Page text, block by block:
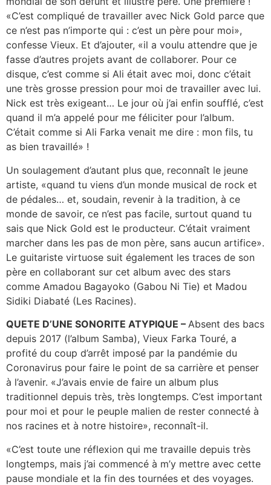
«C’est compliqué de travailler avec Nick Gold parce que
ce n’est pas n’importe qui : c’est un père pour moi»,
confesse Vieux. Et d’ajouter, «il a voulu attendre que je
fasse d’autres projets avant de collaborer. Pour ce
disque, c’est comme si Ali était avec moi, donc c’était
une très grosse pression pour moi de travailler avec lui.
Nick est très exigeant… Le jour où j’ai enfin soufflé, c’est
quand il m’a appelé pour me féliciter pour l’album.
C’était comme si Ali Farka venait me dire : mon fils, tu
as bien travaillé» !
Un soulagement d’autant plus que, reconnaît le jeune
artiste, «quand tu viens d’un monde musical de rock et
de pédales… et, soudain, revenir à la tradition, à ce
monde de savoir, ce n’est pas facile, surtout quand tu
sais que Nick Gold est le producteur. C’était vraiment
marcher dans les pas de mon père, sans aucun artifice».
Le guitariste virtuose suit également les traces de son
père en collaborant sur cet album avec des stars
comme Amadou Bagayoko (Gabou Ni Tie) et Madou
Sidiki Diabaté (Les Racines).
QUETE D’UNE SONORITE ATYPIQUE – Absent des bacs
depuis 2017 (l’album Samba), Vieux Farka Touré, a
profité du coup d’arrêt imposé par la pandémie du
Coronavirus pour faire le point de sa carrière et penser
à l’avenir. «J’avais envie de faire un album plus
traditionnel depuis très, très longtemps. C’est important
pour moi et pour le peuple malien de rester connecté à
nos racines et à notre histoire», reconnaît-il.
«C’est toute une réflexion qui me travaille depuis très
longtemps, mais j’ai commencé à m’y mettre avec cette
pause mondiale et la fin des tournées et des voyages.